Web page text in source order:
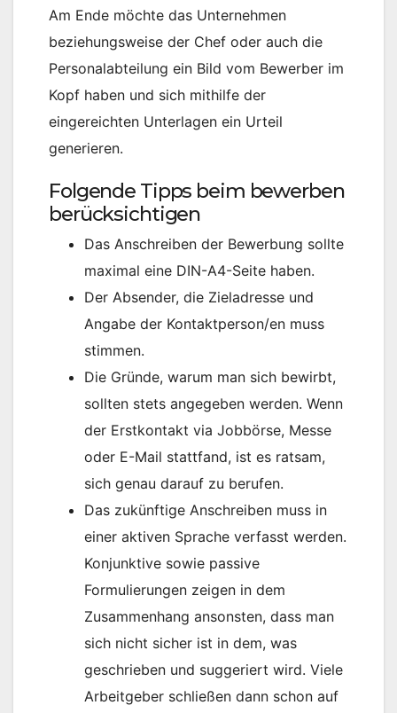
Am Ende möchte das Unternehmen
beziehungsweise der Chef oder auch die
Personalabteilung ein Bild vom Bewerber im
Kopf haben und sich mithilfe der
eingereichten Unterlagen ein Urteil
generieren.
Folgende Tipps beim bewerben
berücksichtigen
Das Anschreiben der Bewerbung sollte
maximal eine DIN-A4-Seite haben.
Der Absender, die Zieladresse und
Angabe der Kontaktperson/en muss
stimmen.
Die Gründe, warum man sich bewirbt,
sollten stets angegeben werden. Wenn
der Erstkontakt via Jobbörse, Messe
oder E-Mail stattfand, ist es ratsam,
sich genau darauf zu berufen.
Das zukünftige Anschreiben muss in
einer aktiven Sprache verfasst werden.
Konjunktive sowie passive
Formulierungen zeigen in dem
Zusammenhang ansonsten, dass man
sich nicht sicher ist in dem, was
geschrieben und suggeriert wird. Viele
Arbeitgeber schließen dann schon auf